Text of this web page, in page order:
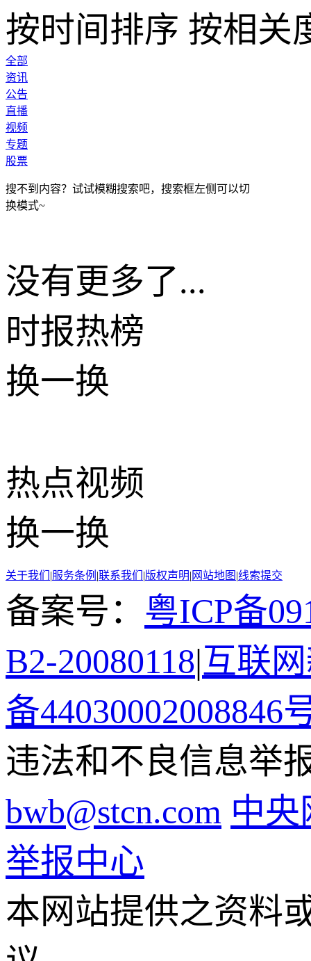
按时间排序 按相关
全部
资讯
公告
直播
视频
专题
股票
搜不到内容？试试模糊搜索吧，搜索框左侧可以切
换模式~
没有更多了...
时报热榜
换一换
热点视频
换一换
关于我们 |服务条例 |联系我们 |版权声明| 网站地图 |线索提交
备案号： 粤ICP备
B2-20080118|互联
备44030002008846
违法和不良信息举
bwb@stcn.com 中
举报中心
本网站提供之资料